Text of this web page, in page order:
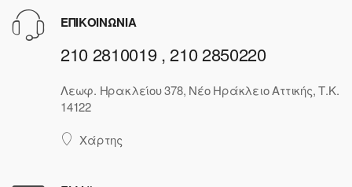
ΕΠΙΚΟΙΝΩΝΙΑ
210 2810019 , 210 2850220
Λεωφ. Ηρακλείου 378, Νέο Ηράκλειο Αττικής, Τ.Κ.
14122
Χάρτης